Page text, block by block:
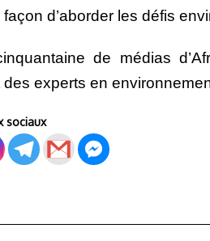
d’aborder les défis
de médias
experts en
sociaux